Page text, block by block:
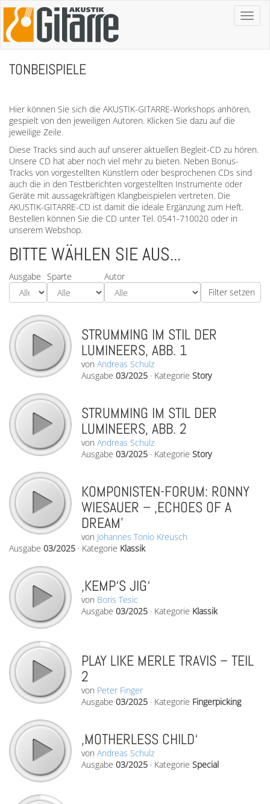
Toggle
TONBEISPIELE
Hier können Sie sich die AKUSTIK-GITARRE-Workshops anhören,
gespielt von den jeweiligen Autoren. Klicken Sie dazu auf die
jeweilige Zeile.
Diese Tracks sind auch auf unserer aktuellen Begleit-CD zu hören.
Unsere CD hat aber noch viel mehr zu bieten. Neben Bonus-
Tracks von vorgestellten Künstlern oder besprochenen CDs sind
auch die in den Testberichten vorgestellten Instrumente oder
Geräte mit aussagekräftigen Klangbeispielen vertreten. Die
AKUSTIK-GITARRE-CD ist damit die ideale Ergänzung zum Heft.
Bestellen können Sie die CD unter Tel. 0541-710020 oder in
unserem Webshop.
BITTE WÄHLEN SIE AUS...
Ausgabe Sparte Autor
STRUMMING IM STIL DER
LUMINEERS, ABB. 1
von Andreas Schulz
Ausgabe 03/2025 · Kategorie Story
STRUMMING IM STIL DER
LUMINEERS, ABB. 2
von Andreas Schulz
Ausgabe 03/2025 · Kategorie Story
KOMPONISTEN-FORUM: RONNY
WIESAUER – ‚ECHOES OF A
DREAM’
von Johannes Tonio Kreusch
Ausgabe 03/2025 · Kategorie Klassik
‚KEMP‘S JIG‘
von Boris Tesic
Ausgabe 03/2025 · Kategorie Klassik
PLAY LIKE MERLE TRAVIS – TEIL
2
von Peter Finger
Ausgabe 03/2025 · Kategorie Fingerpicking
‚MOTHERLESS CHILD‘
von Andreas Schulz
Ausgabe 03/2025 · Kategorie Special